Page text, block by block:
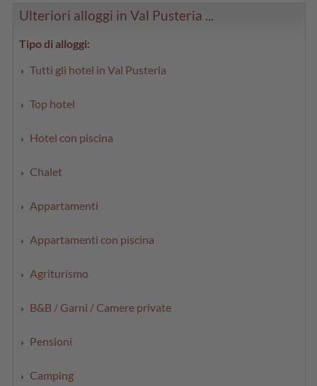
Ulteriori alloggi in Val Pusteria ...
Tipo di alloggi:
Tutti gli hotel in Val Pusteria
Top hotel
Hotel con piscina
Chalet
Appartamenti
Appartamenti con piscina
Agriturismo
B&B / Garni / Camere private
Pensioni
Camping